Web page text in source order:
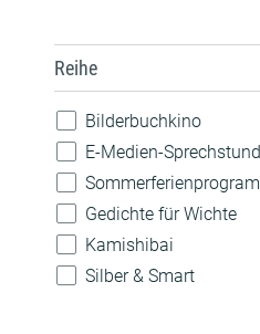
Musik
Nachhaltigkeit
Reihe
Bilderbuchkino
E-Medien-
Gedichte für Wichte
Kamishibai
Silber & Smart